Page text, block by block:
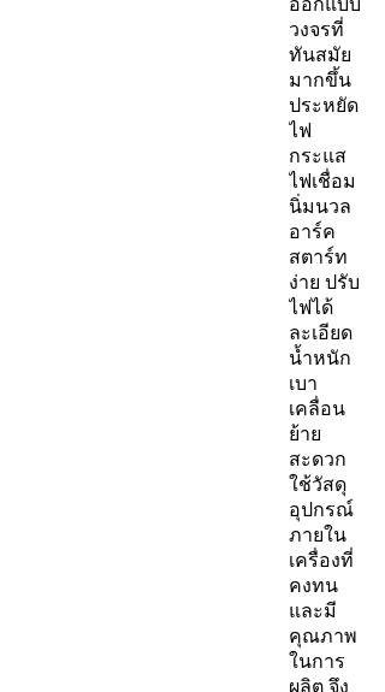
วงจรที่
ทันสมัย
มากขึ้น
ประหยัด
ไฟ
กระแส
ไฟเชื่อม
นิ่มนวล
อาร์ค
สตาร์ท
ง่าย ปรับ
ไฟได้
ละเอียด
น้ำหนัก
เบา
เคลื่อน
ย้าย
สะดวก
ใช้วัสดุ
อุปกรณ์
ภายใน
เครื่องที่
คงทน
และมี
คุณภาพ
ในการ
ผลิต จึง